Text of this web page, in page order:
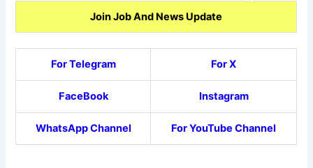
Join Job And News Update
For Telegram For X
FaceBook Instagram
WhatsApp Channel For YouTube Channel